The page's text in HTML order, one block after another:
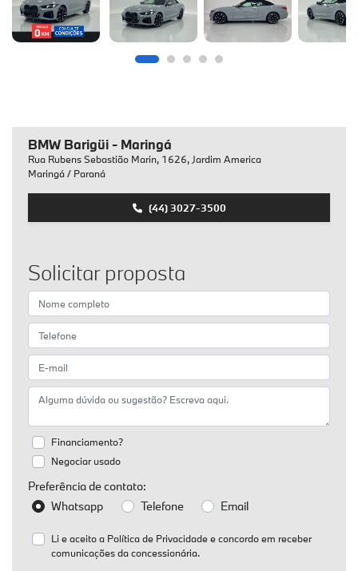
BMW Barigüi - Maringá
Rua Rubens Sebastião Marin, 1626, Jardim America
Maringá / Paraná
(44) 3027-3500
Solicitar proposta
Financiamento?
Negociar usado
Preferência de contato:
Whatsapp
Telefone Email
Li e aceito a Política de Privacidadee concordo em receber
comunicações da concessionária.